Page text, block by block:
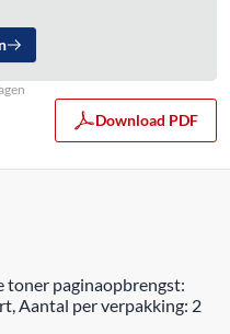
Download PDF
paginaopbrengst:
Aantal per verpakking: 2